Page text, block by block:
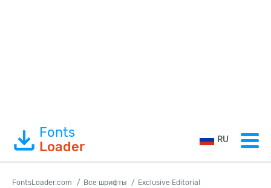
Fonts
Loader
RU
FontsLoader.com Все шрифты Exclusive Editorial